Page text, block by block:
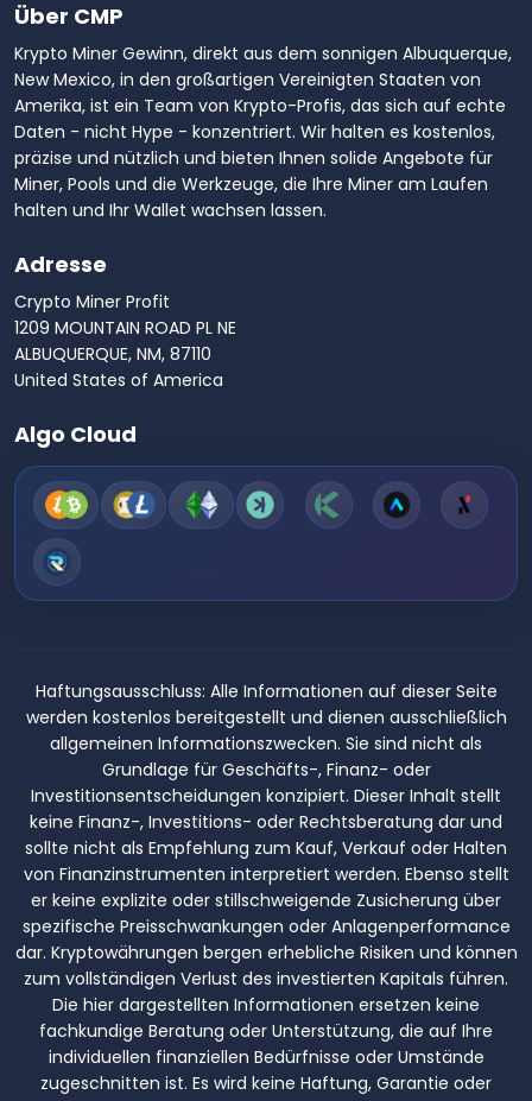
Über CMP
Krypto Miner Gewinn, direkt aus dem sonnigen Albuquerque,
New Mexico, in den großartigen Vereinigten Staaten von
Amerika, ist ein Team von Krypto-Profis, das sich auf echte
Daten - nicht Hype - konzentriert. Wir halten es kostenlos,
präzise und nützlich und bieten Ihnen solide Angebote für
Miner, Pools und die Werkzeuge, die Ihre Miner am Laufen
halten und Ihr Wallet wachsen lassen.
Adresse
Crypto Miner Profit
1209 MOUNTAIN ROAD PL NE
ALBUQUERQUE, NM, 87110
United States of America
Algo Cloud
Haftungsausschluss: Alle Informationen auf dieser Seite
werden kostenlos bereitgestellt und dienen ausschließlich
allgemeinen Informationszwecken. Sie sind nicht als
Grundlage für Geschäfts-, Finanz- oder
Investitionsentscheidungen konzipiert. Dieser Inhalt stellt
keine Finanz-, Investitions- oder Rechtsberatung dar und
sollte nicht als Empfehlung zum Kauf, Verkauf oder Halten
von Finanzinstrumenten interpretiert werden. Ebenso stellt
er keine explizite oder stillschweigende Zusicherung über
spezifische Preisschwankungen oder Anlagenperformance
dar. Kryptowährungen bergen erhebliche Risiken und können
zum vollständigen Verlust des investierten Kapitals führen.
Die hier dargestellten Informationen ersetzen keine
fachkundige Beratung oder Unterstützung, die auf Ihre
individuellen finanziellen Bedürfnisse oder Umstände
zugeschnitten ist. Es wird keine Haftung, Garantie oder